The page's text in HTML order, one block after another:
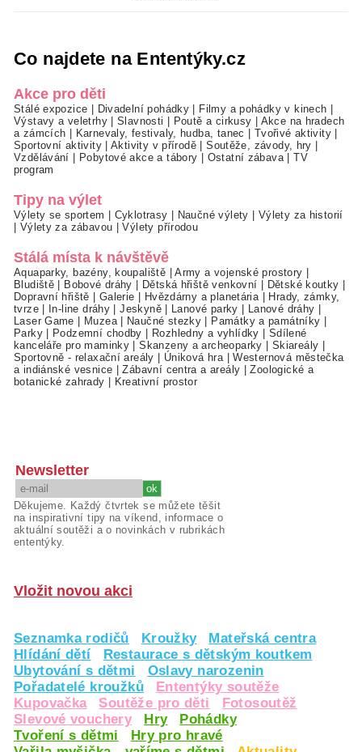
Co najdete na Ententýky.cz
Akce pro děti
Stálé expozice | Divadelní pohádky | Filmy a pohádky v kinech |
Výstavy a veletrhy|Slavnosti | Poutě a cirkusy | Akce na hradech
a zámcích | Karnevaly, festivaly, hudba, tanec | Tvořivé aktivity |
Sportovní aktivity|Aktivity v přírodě |Soutěže, závody, hry |
Vzdělávání | Pobytové akce a tábory | Ostatní zábava |TV
program
Tipy na výlet
Výlety se sportem | Cyklotrasy | Naučné výlety | Výlety za historií
| Výlety za zábavou |Výlety přírodou
Stálá místa k návštěvě
Aquaparky, bazény, koupaliště |Army a vojenské prostory |
Bludiště | Bobové dráhy | Dětská hřiště venkovní | Dětské koutky |
Dopravní hřiště | Galerie | Hvězdárny a planetária | Hrady, zámky,
tvrze| In-line dráhy |Jeskyně| Lanové parky | Lanové dráhy |
Laser Game | Muzea| Naučné stezky | Památky a památníky |
Parky| Podzemní chodby | Rozhledny a vyhlídky | Sdílené
kanceláře pro maminky |Skanzeny a archeoparky | Skiareály |
Sportovně - relaxační areály | Úniková hra |Westernová městečka
a indiánské vesnice |Zábavní centra a areály |Zoologické a
botanické zahrady | Kreativní prostor
Newsletter
Děkujeme. Každý čtvrtek se můžete těšit
na inspirativní tipy na víkend, informace o
aktuální soutěži a o novinkách v rubrikách
ententýky.
Vložit novou akci
Seznamka rodičů Kroužky
Mateřská centra
Hlídání dětí
Restaurace s dětským koutkem
Ubytování s dětmi
Oslavy narozenin
Pořadatelé kroužků
Ententýky soutěže
Kupovačka
Soutěže pro děti
Fotosoutěž
Slevové vouchery
Hry
Pohádky
Tvoření s dětmi
Hry pro hravé